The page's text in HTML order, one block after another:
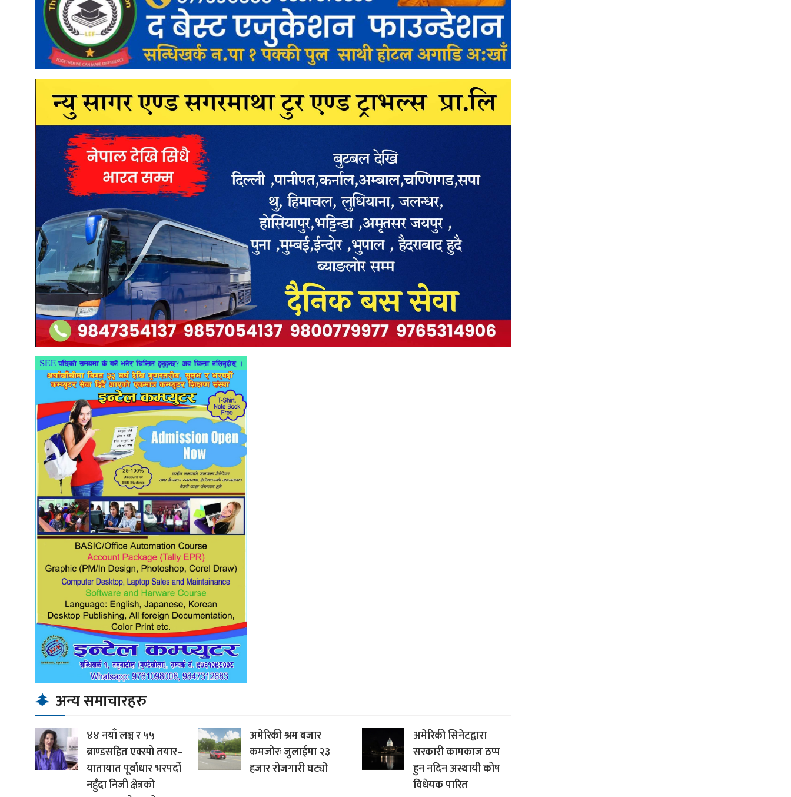
अन्य समाचारहरु
४४ नयाँ लञ्च र ५५
ब्राण्डसहित एक्स्पो तयार–
यातायात पूर्वाधार भरपर्दो
नहुँदा निजी क्षेत्रको
अमेरिकी श्रम बजार
कमजोरः जुलाईमा २३
हजार रोजगारी घट्यो
अमेरिकी सिनेटद्वारा
सरकारी कामकाज ठप्प
हुन नदिन अस्थायी कोष
विधेयक पारित